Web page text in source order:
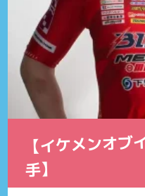
【イケメンオ
手】